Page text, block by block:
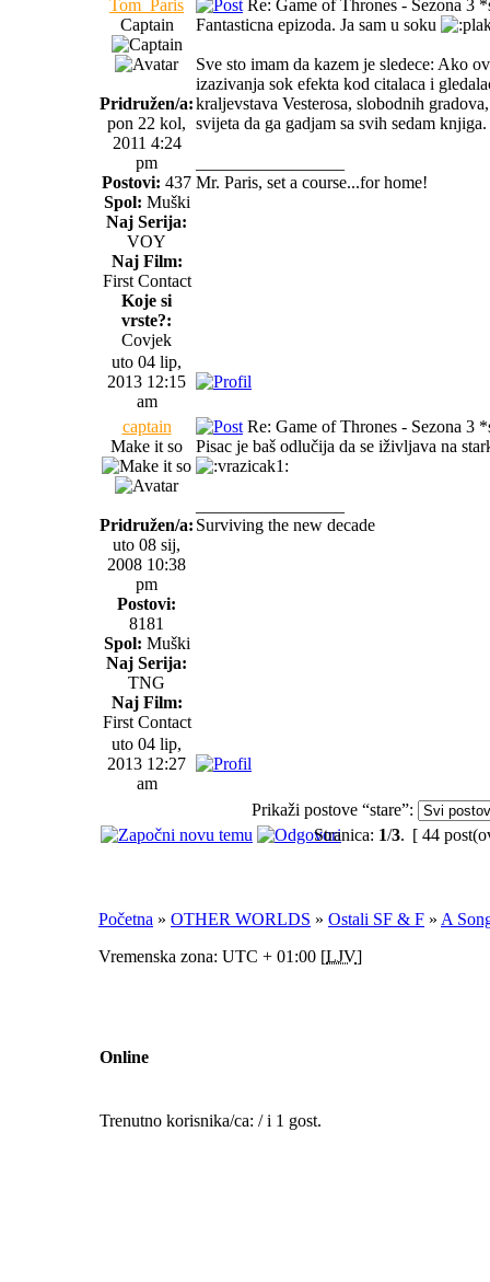
Tom_Paris
Captain
Pridružen/a:
pon 22 kol,
2011 4:24
pm
Postovi: 437
Spol: Muški
Naj Serija:
VOY
Naj Film:
First Contact
Koje si
vrste?:
Covjek
Re: Game of Thrones - Sezona 3
Fantasticna epizoda. Ja sam u soku
Sve sto imam da kazem je sledece: Ako
izazivanja sok efekta kod citalaca i
kraljevstava Vesterosa, slobodnih
svijeta da ga gadjam sa svih sedam knjiga.
Mr. Paris, set a course...for home!
uto 04 lip,
2013 12:15
am
captain
Make it so
Pridružen/a:
uto 08 sij,
2008 10:38
pm
Postovi:
8181
Spol: Muški
Naj Serija:
TNG
Naj Film:
First Contact
Re: Game of Thrones - Sezona 3
Pisac je baš odlučija da se iživljava na
Surviving the new decade
uto 04 lip,
2013 12:27
am
Prikaži postove “stare”:
Stranica: 1/3. [ 44
Početna » OTHER WORLDS » Ostali SF & F » A
Vremenska zona: UTC + 01:00 [LJV]
Online
Trenutno korisnika/ca: / i 1 gost.